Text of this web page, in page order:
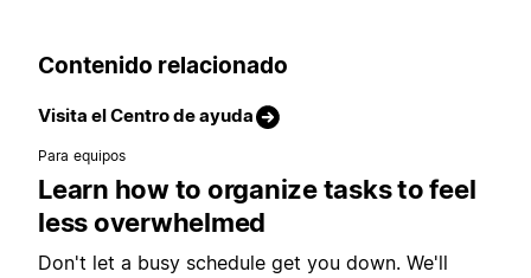
Contenido relacionado
Visita el Centro de ayuda
Para equipos
Learn how to organize tasks to feel
less overwhelmed
Don't let a busy schedule get you down. We'll